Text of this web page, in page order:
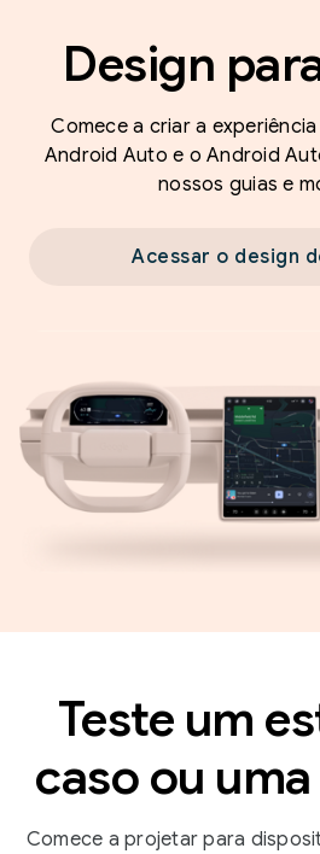
Design
Comece a criar a
Android Auto e o Android
nossos guias e
Acessar o design
Teste um
caso ou
Comece a projetar para